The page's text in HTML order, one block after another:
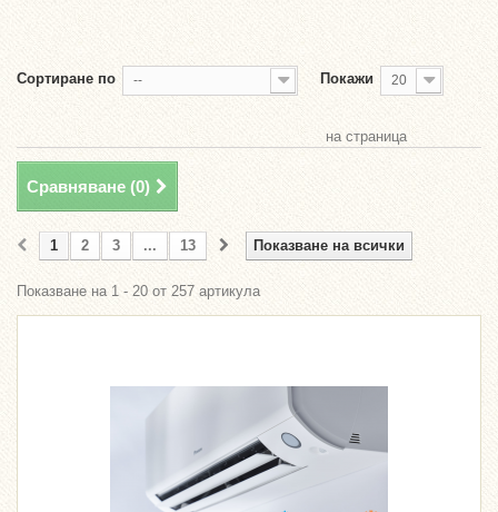
Сортиране по -- Покажи 20
на страница
Сравняване (0)
Показване на всички
1 2 3 ... 13
Показване на 1 - 20 от 257 артикула